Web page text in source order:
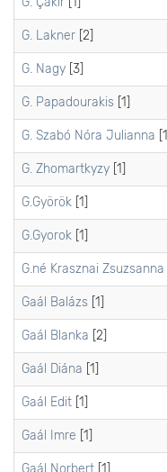
G. Lakner [2]
G. Nagy [3]
G. Papadourakis [1]
G. Szabó Nóra Julianna [1]
G. Zhomartkyzy [1]
G.Györök [1]
G.Gyоrоk [1]
G.né Krasznai Zsuzsanna
Gaál Balázs [1]
Gaál Blanka [2]
Gaál Diána [1]
Gaál Edit [1]
Gaál Imre [1]
Gaál Norbert [1]